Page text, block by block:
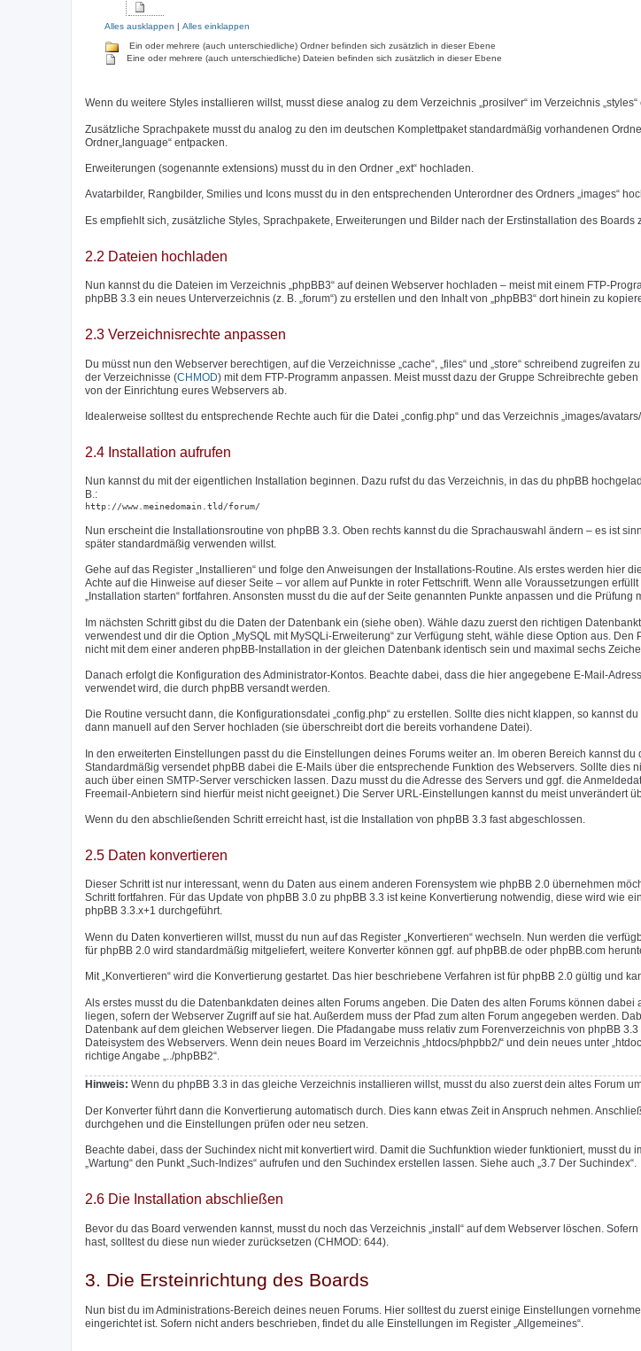
Alles ausklappen
Alles einklappen
Ein oder mehrere (auch unterschiedliche) Ordner befinden sich zusätzlich in dieser Ebene
Eine oder mehrere (auch unterschiedliche) Dateien befinden sich zusätzlich in dieser Ebene
Wenn du weitere Styles installieren willst, musst diese analog zu dem Verzeichnis „prosilver“ im Verzeichnis
Zusätzliche Sprachpakete musst du analog zu den im deutschen Komplettpaket standardmäßig vorhandenen
Ordner„language“ entpacken.
Erweiterungen (sogenannte extensions) musst du in den Ordner „ext“ hochladen.
Avatarbilder, Rangbilder, Smilies und Icons musst du in den entsprechenden Unterordner des Ordners „images“
Es empfiehlt sich, zusätzliche Styles, Sprachpakete, Erweiterungen und Bilder nach der Erstinstallation des Boards
2.2 Dateien hochladen
Nun kannst du die Dateien im Verzeichnis „phpBB3“ auf deinen Webserver hochladen – meist mit einem FTP-
phpBB 3.3 ein neues Unterverzeichnis (z. B. „forum“) zu erstellen und den Inhalt von „phpBB3“ dort hinein zu
2.3 Verzeichnisrechte anpassen
Du müsst nun den Webserver berechtigen, auf die Verzeichnisse „cache“, „files“ und „store“ schreibend zugreifen
der Verzeichnisse (CHMOD) mit dem FTP-Programm anpassen. Meist musst dazu der Gruppe Schreibrechte
von der Einrichtung eures Webservers ab.
Idealerweise solltest du entsprechende Rechte auch für die Datei „config.php“ und das Verzeichnis „images/
2.4 Installation aufrufen
Nun kannst du mit der eigentlichen Installation beginnen. Dazu rufst du das Verzeichnis, in das du phpBB
B.:
http://www.meinedomain.tld/forum/
Nun erscheint die Installationsroutine von phpBB 3.3. Oben rechts kannst du die Sprachauswahl ändern – es ist
später standardmäßig verwenden willst.
Gehe auf das Register „Installieren“ und folge den Anweisungen der Installations-Routine. Als erstes werden hier
Achte auf die Hinweise auf dieser Seite – vor allem auf Punkte in roter Fettschrift. Wenn alle Voraussetzungen
„Installation starten“ fortfahren. Ansonsten musst du die auf der Seite genannten Punkte anpassen und die Prüfung
Im nächsten Schritt gibst du die Daten der Datenbank ein (siehe oben). Wähle dazu zuerst den richtigen
verwendest und dir die Option „MySQL mit MySQLi-Erweiterung“ zur Verfügung steht, wähle diese Option aus.
nicht mit dem einer anderen phpBB-Installation in der gleichen Datenbank identisch sein und maximal sechs
Danach erfolgt die Konfiguration des Administrator-Kontos. Beachte dabei, dass die hier angegebene E-Mail-
verwendet wird, die durch phpBB versandt werden.
Die Routine versucht dann, die Konfigurationsdatei „config.php“ zu erstellen. Sollte dies nicht klappen, so kannst
dann manuell auf den Server hochladen (sie überschreibt dort die bereits vorhandene Datei).
In den erweiterten Einstellungen passt du die Einstellungen deines Forums weiter an. Im oberen Bereich kannst du
Standardmäßig versendet phpBB dabei die E-Mails über die entsprechende Funktion des Webservers. Sollte dies
auch über einen SMTP-Server verschicken lassen. Dazu musst du die Adresse des Servers und ggf. die
Freemail-Anbietern sind hierfür meist nicht geeignet.) Die Server URL-Einstellungen kannst du meist unverändert
Wenn du den abschließenden Schritt erreicht hast, ist die Installation von phpBB 3.3 fast abgeschlossen.
2.5 Daten konvertieren
Dieser Schritt ist nur interessant, wenn du Daten aus einem anderen Forensystem wie phpBB 2.0 übernehmen
Schritt fortfahren. Für das Update von phpBB 3.0 zu phpBB 3.3 ist keine Konvertierung notwendig, diese wird wie
phpBB 3.3.x+1 durchgeführt.
Wenn du Daten konvertieren willst, musst du nun auf das Register „Konvertieren“ wechseln. Nun werden die
für phpBB 2.0 wird standardmäßig mitgeliefert, weitere Konverter können ggf. auf phpBB.de oder phpBB.com
Mit „Konvertieren“ wird die Konvertierung gestartet. Das hier beschriebene Verfahren ist für phpBB 2.0 gültig und
Als erstes musst du die Datenbankdaten deines alten Forums angeben. Die Daten des alten Forums können
liegen, sofern der Webserver Zugriff auf sie hat. Außerdem muss der Pfad zum alten Forum angegeben werden.
Datenbank auf dem gleichen Webserver liegen. Die Pfadangabe muss relativ zum Forenverzeichnis von phpBB
Dateisystem des Webservers. Wenn dein neues Board im Verzeichnis „htdocs/phpbb2/“ und dein neues unter
richtige Angabe „../phpBB2“.
Hinweis: Wenn du phpBB 3.3 in das gleiche Verzeichnis installieren willst, musst du also zuerst dein altes Forum
Der Konverter führt dann die Konvertierung automatisch durch. Dies kann etwas Zeit in Anspruch nehmen.
durchgehen und die Einstellungen prüfen oder neu setzen.
Beachte dabei, dass der Suchindex nicht mit konvertiert wird. Damit die Suchfunktion wieder funktioniert, musst du
„Wartung“ den Punkt „Such-Indizes“ aufrufen und den Suchindex erstellen lassen. Siehe auch „3.7 Der Suchindex“.
2.6 Die Installation abschließen
Bevor du das Board verwenden kannst, musst du noch das Verzeichnis „install“ auf dem Webserver löschen.
hast, solltest du diese nun wieder zurücksetzen (CHMOD: 644).
3. Die Ersteinrichtung des Boards
Nun bist du im Administrations-Bereich deines neuen Forums. Hier solltest du zuerst einige Einstellungen
eingerichtet ist. Sofern nicht anders beschrieben, findet du alle Einstellungen im Register „Allgemeines“.